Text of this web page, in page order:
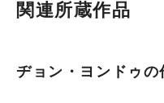
関連所蔵作品
ヂョン・ヨンドゥの